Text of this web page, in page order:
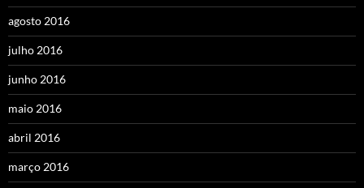
agosto 2016
julho 2016
junho 2016
maio 2016
abril 2016
março 2016